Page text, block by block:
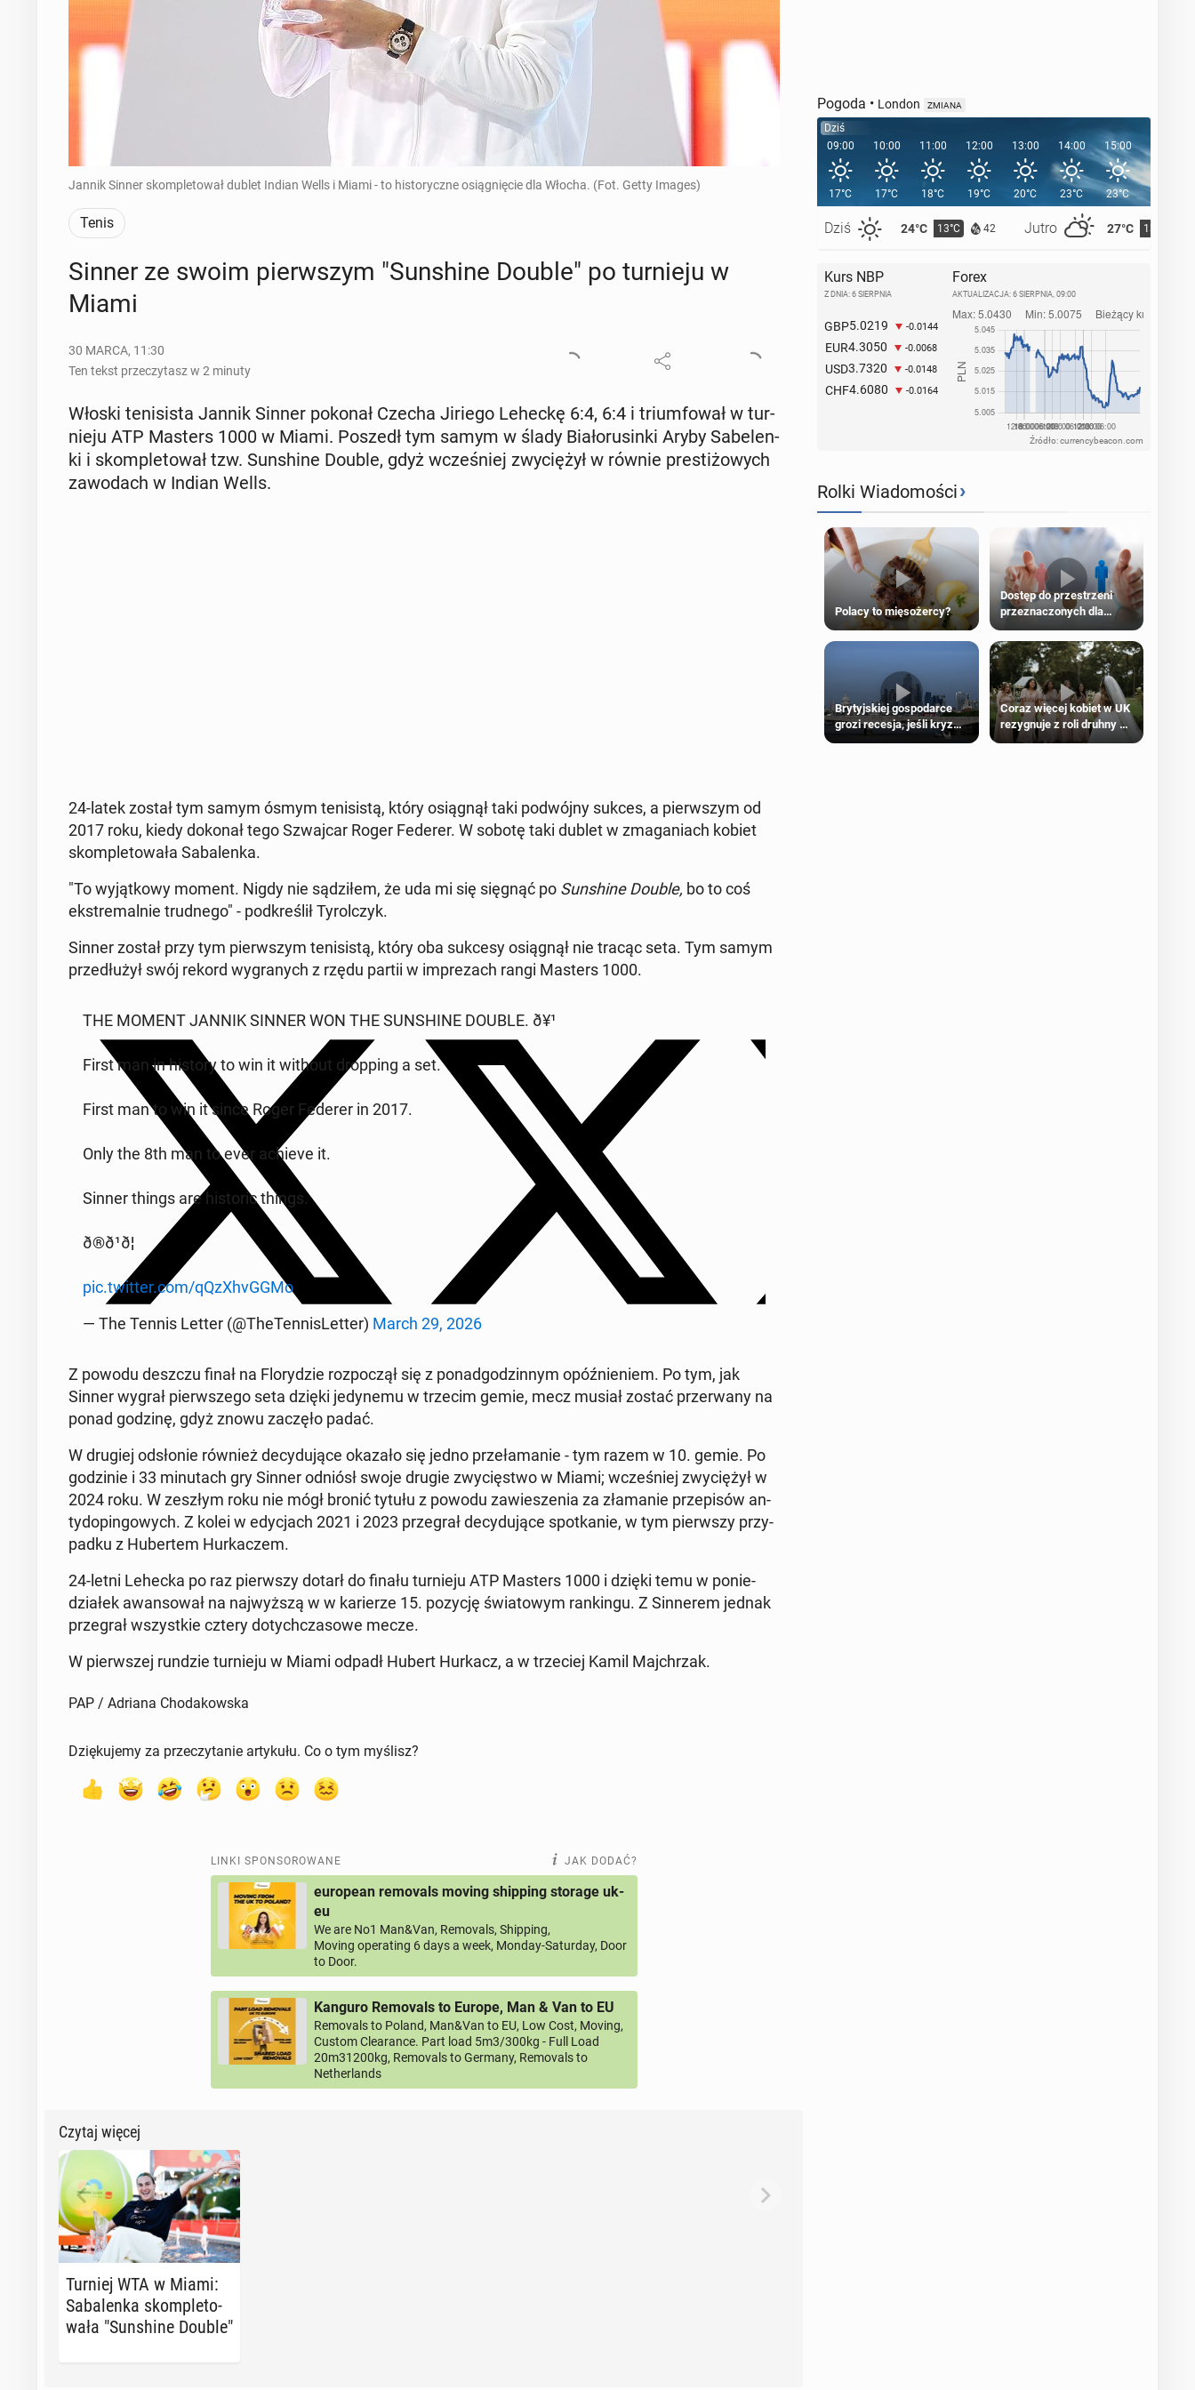
Jannik Sinner skompletował dublet Indian Wells i Miami - to historyczne osiągnięcie dla Włocha. (Fot. Getty Images)
Tenis
Sinner ze swoim pierw­szym "Sun­shi­ne Double" po tur­nie­ju w
Miami
30 MARCA, 11:30
Ten tekst przeczytasz w 2 minuty
Włoski te­ni­si­sta Jannik Sinner pokonał Czecha Jiriego Leheckę 6:4, 6:4 i trium­fo­wał w tur­
nie­ju ATP Masters 1000 w Miami. Poszedł tym samym w ślady Bia­ło­ru­sin­ki Aryby Sa­be­len­
ki i skom­ple­to­wał tzw. Sun­shi­ne Double, gdyż wcze­śniej zwy­cię­żył w równie pre­sti­żo­wych
za­wo­dach w Indian Wells.
24-latek został tym samym ósmym te­ni­si­stą, który osią­gnął taki po­dwój­ny sukces, a pierw­szym od
2017 roku, kiedy dokonał tego Szwaj­car Roger Federer. W sobotę taki dublet w zma­ga­niach kobiet
skom­ple­to­wa­ła Sa­ba­len­ka.
"To wy­jąt­ko­wy moment. Nigdy nie są­dzi­łem, że uda mi się sięgnąć po Sun­shi­ne Double, bo to coś
eks­tre­mal­nie trud­ne­go" - pod­kre­ślił Ty­rol­czyk.
Sinner został przy tym pierw­szym te­ni­si­stą, który oba sukcesy osią­gnął nie tracąc seta. Tym samym
prze­dłu­żył swój rekord wy­gra­nych z rzędu partii w im­pre­zach rangi Masters 1000.
THE MOMENT JANNIK SINNER WON THE SUN­SHI­NE DOUBLE. ð¥¹
First man in history to win it without drop­ping a set.
First man to win it since Roger Federer in 2017.
Only the 8th man to ever achieve it.
Sinner things are hi­sto­ric things.
ð®ð¹ð¦
pic.twitter.com/qQzXhvG­G­Mo
— The Tennis Letter (@The­Ten­ni­sLet­ter) March 29, 2026
Z powodu deszczu finał na Flo­ry­dzie roz­po­czął się z po­nad­go­dzin­nym opóź­nie­niem. Po tym, jak
Sinner wygrał pierw­sze­go seta dzięki je­dy­ne­mu w trzecim gemie, mecz musiał zostać prze­rwa­ny na
ponad godzinę, gdyż znowu zaczęło padać.
W drugiej od­sło­nie również de­cy­du­ją­ce okazało się jedno prze­ła­ma­nie - tym razem w 10. gemie. Po
go­dzi­nie i 33 mi­nu­tach gry Sinner odniósł swoje drugie zwy­cię­stwo w Miami; wcze­śniej zwy­cię­żył w
2024 roku. W zeszłym roku nie mógł bronić tytułu z powodu za­wie­sze­nia za zła­ma­nie prze­pi­sów an­
ty­do­pin­go­wych. Z kolei w edy­cjach 2021 i 2023 prze­grał de­cy­du­ją­ce spo­tka­nie, w tym pierw­szy przy­
pad­ku z Hu­ber­tem Hur­ka­czem.
24-letni Lehecka po raz pierw­szy dotarł do finału tur­nie­ju ATP Masters 1000 i dzięki temu w po­nie­
dzia­łek awan­so­wał na naj­wyż­szą w w ka­rie­rze 15. pozycję świa­to­wym ran­kin­gu. Z Sin­ne­rem jednak
prze­grał wszyst­kie cztery do­tych­cza­so­we mecze.
W pierw­szej rundzie tur­nie­ju w Miami odpadł Hubert Hurkacz, a w trze­ciej Kamil Maj­chrzak.
PAP / Adriana Chodakowska
Dziękujemy za przeczytanie artykułu. Co o tym myślisz?
LINKI SPONSOROWANE JAK DODAĆ?
european removals moving shipping storage uk-
eu
We are No1 Man&Van, Removals, Shipping,
Moving operating 6 days a week, Monday-Saturday, Door
to Door.
Kanguro Removals to Europe, Man & Van to EU
Removals to Poland, Man&Van to EU, Low Cost, Moving,
Custom Clearance. Part load 5m3/300kg - Full Load
20m31200kg, Removals to Germany, Removals to
Netherlands
Czytaj więcej
Turniej WTA w Miami:
Sa­ba­len­ka skom­ple­to­
wa­ła "Sun­shi­ne Double"
Pogoda • London ZMIANA
Dziś
09:00
17°C
Dziś 24°C 13°C 42 Jutro 27°C 13°C
10:00
17°C
11:00
18°C
12:00
19°C
13:00
20°C
14:00
23°C
15:00
23°C
16:00
Kurs NBP
Z DNIA: 6 SIERPNIA
GBP5.0219 -0.0144
EUR4.3050 -0.0068
USD3.7320 -0.0148
CHF4.6080 -0.0164
Forex
AKTUALIZACJA: 6 SIERPNIA, 09:00
Źródło: currencybeacon.com
Rolki Wiadomości›
Polacy to mięsożercy?
Dostęp do przestrzeni
przeznaczonych dla
wyłącznie na płci
biologicznej
Brytyjskiej gospodarce
grozi recesja, jeśli kryzys
na Bliskim Wschodzie się
Coraz więcej kobiet w UK
rezygnuje z roli druhny na
ślubie